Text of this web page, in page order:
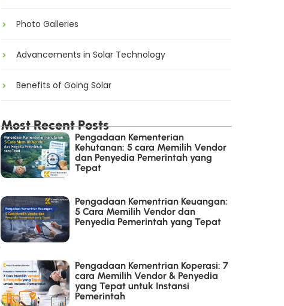
Photo Galleries
Advancements in Solar Technology
Benefits of Going Solar
Most Recent Posts
Pengadaan Kementerian
Kehutanan: 5 cara Memilih Vendor
dan Penyedia Pemerintah yang
Tepat
Pengadaan Kementrian Keuangan:
5 Cara Memilih Vendor dan
Penyedia Pemerintah yang Tepat
Pengadaan Kementrian Koperasi: 7
cara Memilih Vendor & Penyedia
yang Tepat untuk Instansi
Pemerintah